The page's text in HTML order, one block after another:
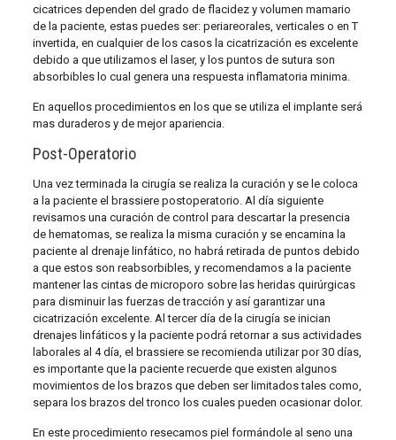
cicatrices dependen del grado de flacidez y volumen mamario
de la paciente, estas puedes ser: periareorales, verticales o en T
invertida, en cualquier de los casos la cicatrización es excelente
debido a que utilizamos el laser, y los puntos de sutura son
absorbibles lo cual genera una respuesta inflamatoria minima.
En aquellos procedimientos en los que se utiliza el implante será
mas duraderos y de mejor apariencia.
Post-Operatorio
Una vez terminada la cirugía se realiza la curación y se le coloca
a la paciente el brassiere postoperatorio. Al día siguiente
revisamos una curación de control para descartar la presencia
de hematomas, se realiza la misma curación y se encamina la
paciente al drenaje linfático, no habrá retirada de puntos debido
a que estos son reabsorbibles, y recomendamos a la paciente
mantener las cintas de microporo sobre las heridas quirúrgicas
para disminuir las fuerzas de tracción y así garantizar una
cicatrización excelente. Al tercer día de la cirugía se inician
drenajes linfáticos y la paciente podrá retornar a sus actividades
laborales al 4 día, el brassiere se recomienda utilizar por 30 días,
es importante que la paciente recuerde que existen algunos
movimientos de los brazos que deben ser limitados tales como,
separa los brazos del tronco los cuales pueden ocasionar dolor.
En este procedimiento resecamos piel formándole al seno una